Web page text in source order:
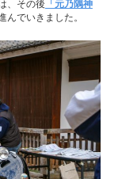
、その後 「元乃隅神
でいきました。